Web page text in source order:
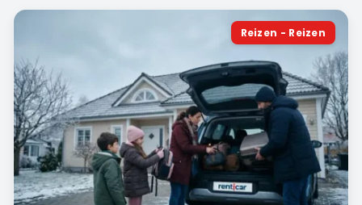
Reizen - Reizen